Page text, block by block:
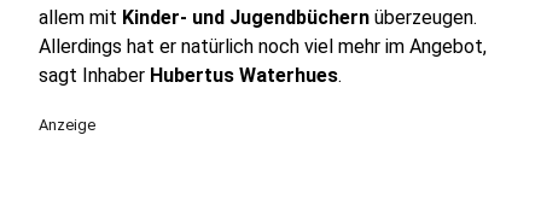
allem mit Kinder- und Jugendbüchern überzeugen.
Allerdings hat er natürlich noch viel mehr im Angebot,
sagt Inhaber Hubertus Waterhues.
Anzeige